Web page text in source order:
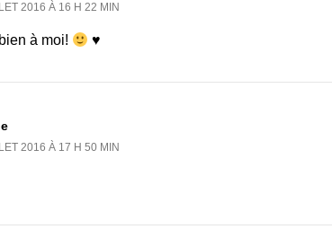
2016 À 16 H 22 MIN
à moi! ♥
2016 À 17 H 50 MIN